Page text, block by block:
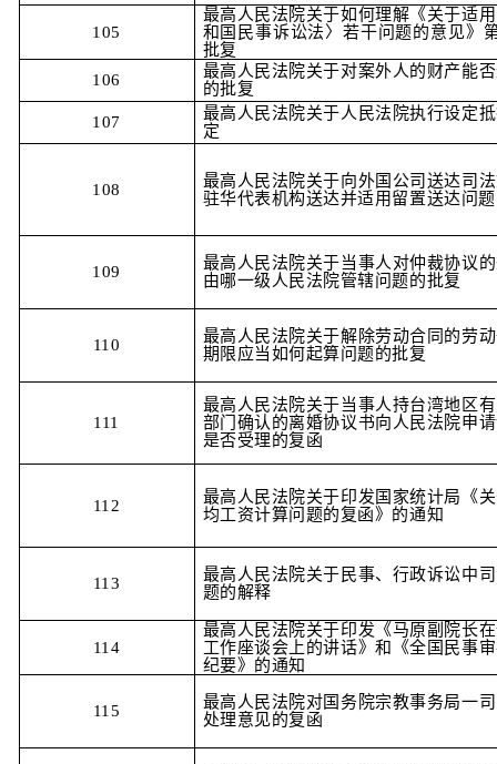
105
最高人民法院关于如何理解《关于适
和国民事诉讼法〉若干问题的意见》
批复
106
最高人民法院关于对案外人的财产能
的批复
107
最高人民法院关于人民法院执行设定
定
108
最高人民法院关于向外国公司送达司
驻华代表机构送达并适用留置送达问
109
最高人民法院关于当事人对仲裁协议
由哪一级人民法院管辖问题的批复
110
最高人民法院关于解除劳动合同的劳
期限应当如何起算问题的批复
111
最高人民法院关于当事人持台湾地区
部门确认的离婚协议书向人民法院申
是否受理的复函
112
最高人民法院关于印发国家统计局《
均工资计算问题的复函》的通知
113
最高人民法院关于民事、行政诉讼中
题的解释
114
最高人民法院关于印发《马原副院长
工作座谈会上的讲话》和《全国民事
纪要》的通知
115
最高人民法院对国务院宗教事务局一
处理意见的复函